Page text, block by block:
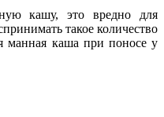
кашу, это вредно для
такое количество
манная каша при поносе у